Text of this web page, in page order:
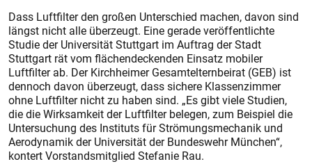
Dass Luftfilter den großen Unterschied machen, davon sind
längst nicht alle überzeugt. Eine gerade veröffentlichte
Studie der Universität Stuttgart im Auftrag der Stadt
Stuttgart rät vom flächendeckenden Einsatz mobiler
Luftfilter ab. Der Kirchheimer Gesamtelternbeirat (GEB) ist
dennoch davon überzeugt, dass sichere Klassenzimmer
ohne Luftfilter nicht zu haben sind. „Es gibt viele Studien,
die die Wirksamkeit der Luftfilter belegen, zum Beispiel die
Untersuchung des Instituts für Strömungsmechanik und
Aerodynamik der Universität der Bundeswehr München“,
kontert Vorstandsmitglied Stefanie Rau.